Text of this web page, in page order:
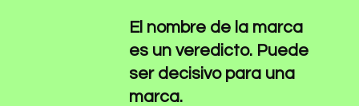
El nombre de la marca
es un veredicto. Puede
ser decisivo para una
marca.